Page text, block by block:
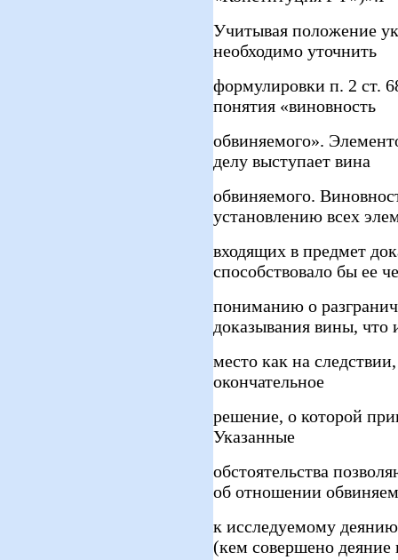
Учитывая положение
необходимо уточнить
формулировки п. 2 ст.
понятия «виновность
обвиняемого».
делу выступает вина
обвиняемого.
установлению всех
входящих в предмет
способствовало бы ее
пониманию о
доказывания вины, что
место как на
окончательное
решение, о которой
Указанные
обстоятельства
об отношении
к исследуемому
(кем совершено деяние